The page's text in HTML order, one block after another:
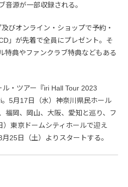
音源が一部収録される。
びオンライン・ショップで予約・
」が先着で全員にプレゼント。そ
特典やファンクラブ特典などもある
・ツアー『iri Hall Tour 2023
。5月17日（水）神奈川県民ホール
福岡、岡山、大阪、愛知と巡り、フ
）東京ドームシティホールで迎え
25日（土）よりスタートする。